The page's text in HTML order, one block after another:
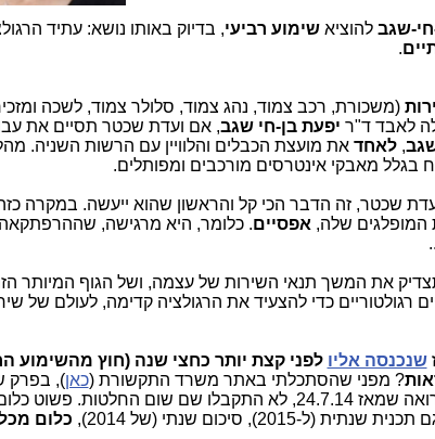
חי-שגב להוציאשימוע רביעי, בדיוק באותו נושא: עתיד
.
(משכורת, רכב צמוד, נהג צמוד, סלולר צמוד, לשכה
לאבד ד"ר יפעת בן-חי שגב, אם ועדת שכטר תסיים את
,לאחדאת מועצת הכבלים והלוויין עם הרשות השניה.
בגלל מאבקי אינטרסים מורכבים ומפותלים.
שכטר, זה הדבר הכי קל והראשון שהוא ייעשה. במקרה כזה,
המופלגים שלה, אפסיים. כלומר, היא מרגישה,
את המשך תנאי השירות של עצמה, ושל הגוף המיותר
רגולטוריים כדי להצעיד את הרגולציה קדימה, לעולם של
שנכנסה אליו לפני קצת יותר כחצי שנה (חוץ מהשימוע
? מפני שהסתכלתי באתר משרד התקשורת (כאן), בפרק
"החלטות המועצה" (מועצת הכבלים והלוויין) ואני רואה שמאז 24.7.14, לא התקבלו שם שום
כלום